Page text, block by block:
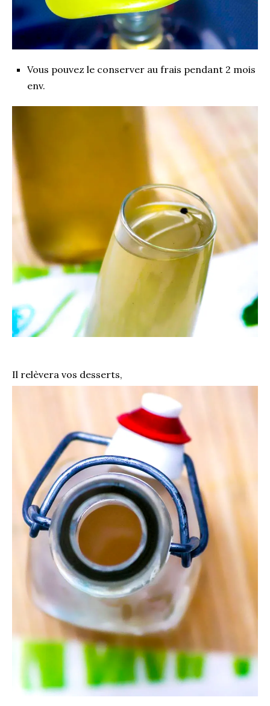
Vous pouvez le conserver au frais pendant 2 mois
env.
Il relèvera vos desserts,